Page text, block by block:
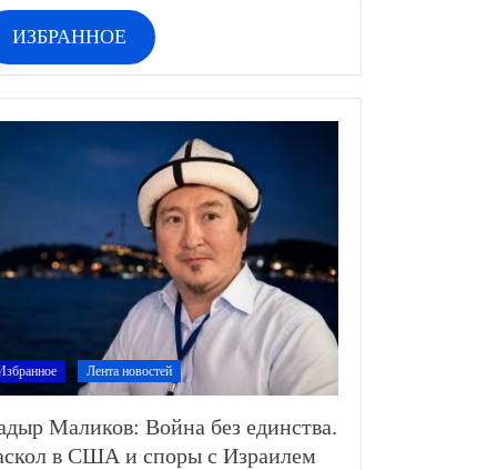
ИЗБРАННОЕ
Лента новостей
Маликов: Война без единства.
в США и споры с Израилем